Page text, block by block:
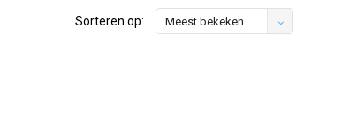
Sorteren op: Meest bekeken